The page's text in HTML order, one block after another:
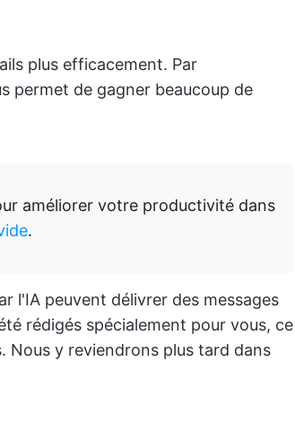
plus efficacement. Par
permet de gagner beaucoup de
améliorer votre productivité dans
.
l'IA peuvent délivrer des messages
rédigés spécialement pour vous, ce
Nous y reviendrons plus tard dans